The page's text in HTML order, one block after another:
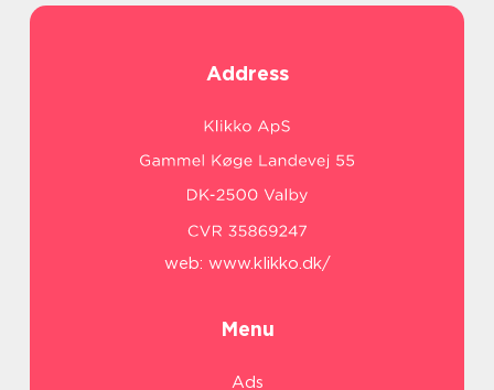
Address
web: www.klikko.dk/
Menu
Ads